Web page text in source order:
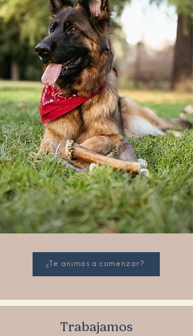
¿Te animas a comenzar?
Trabajamos